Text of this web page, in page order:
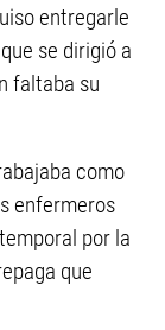
entregarle
se dirigió a
faltaba su
como
enfermeros
por la
que